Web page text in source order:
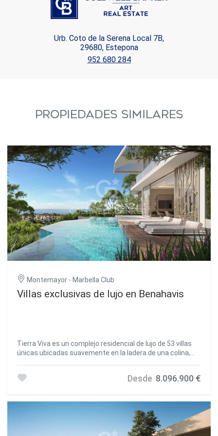
Urb. Coto de la Serena Local 7B,
29680, Estepona
952 680 284
PROPIEDADES SIMILARES
Montemayor - Marbella Club
Villas exclusivas de lujo en Benahavis
Tierra Viva es un complejo residencial de lujo de 53 villas
únicas ubicadas suavemente en la ladera de una colina,
cada villa disfrute de infinitas vistas panorámicas del mar
diseño, desfiles de coches deportivos, discotecas
exclusivas y experiencias gastronómicas de lujo pueblan el
Desde 8.096.900 €